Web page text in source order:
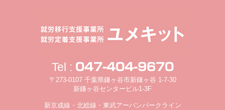
Tel : 047-404-9670
〒273-0107 千葉県鎌ヶ谷市新鎌ヶ谷 1-7-30
新鎌ヶ谷センタービル1-3F
新京成線・北総線・東武アーバンパークライン